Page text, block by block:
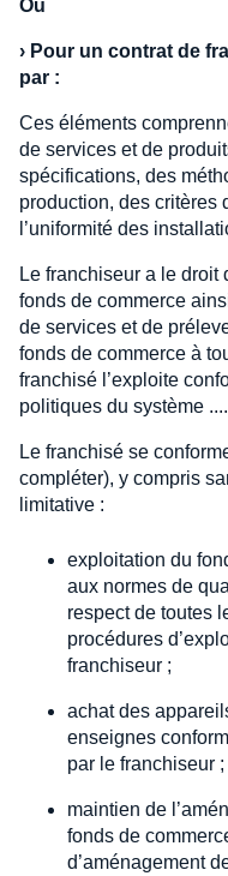
Ou
› Pour un contrat de
par :
Ces éléments
de services et de
spécifications, des
production, des critères
l’uniformité des
Le franchiseur a le droit
fonds de commerce
de services et de
fonds de commerce à
franchisé l’exploite
politiques du système
Le franchisé se
compléter), y compris
limitative :
exploitation du
aux normes de
respect de toutes
procédures
franchiseur ;
achat des
enseignes
par le franchiseur ;
maintien de
fonds de
d’aménagement